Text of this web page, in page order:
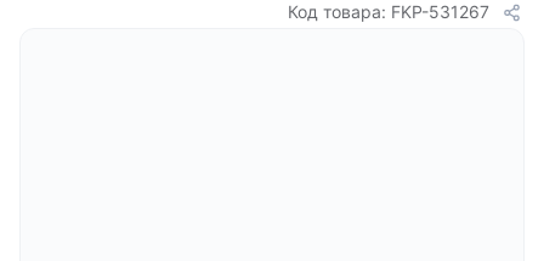
Код товара: FKP-531267